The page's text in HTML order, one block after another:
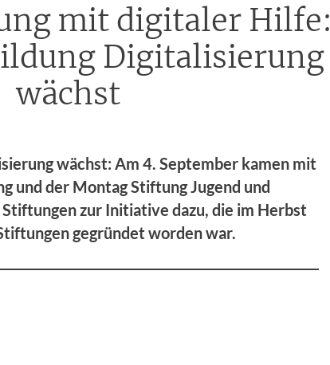
mit digitaler Hilfe:
Digitalisierung
wächst
wächst: Am 4. September kamen mit
und der Montag Stiftung Jugend und
zur Initiative dazu, die im Herbst
gegründet worden war.